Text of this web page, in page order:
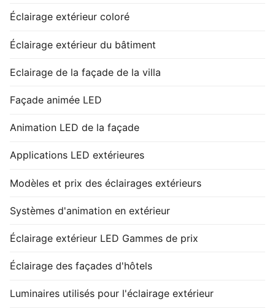
Éclairage extérieur coloré
Éclairage extérieur du bâtiment
Eclairage de la façade de la villa
Façade animée LED
Animation LED de la façade
Applications LED extérieures
Modèles et prix des éclairages extérieurs
Systèmes d'animation en extérieur
Éclairage extérieur LED Gammes de prix
Éclairage des façades d'hôtels
Luminaires utilisés pour l'éclairage extérieur